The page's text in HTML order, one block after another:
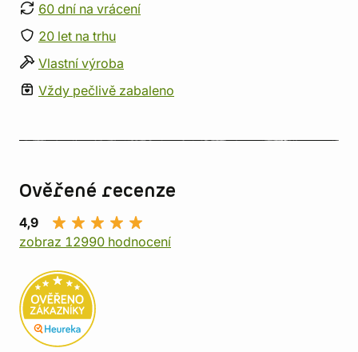
60 dní na vrácení
20 let na trhu
Vlastní výroba
Vždy pečlivě zabaleno
Ověřené recenze
4,9
zobraz 12990 hodnocení